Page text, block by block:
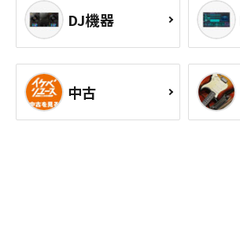
DJ機器
中古